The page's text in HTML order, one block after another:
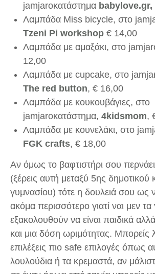
jamjarοκατάστημα babylove.gr,
Λαμπάδα Miss bicycle, στο
Tzeni Pi workshop € 14,00
Λαμπάδα με αμαξάκι, στο
12,00
Λαμπάδα με cupcake, στο
The red button, € 16,00
Λαμπάδα με κουκουβάγιες, στο
jamjarοκατάστημα, 4kidsmom,
Λαμπάδα με κουνελάκι, στο
FGK crafts, € 18,00
Αν όμως το βαφτιστήρι σου
(ξέρεις αυτή μεταξύ 5ης δημοτικού
γυμνασίου) τότε η δουλειά σου ως
ακόμα περισσότερο γιατί ναι μεν
εξακολουθούν να είναι παιδικά
και μια δόση ωριμότητας. Μπορείς
επιλέξεις πιο safe επιλογές όπως
λουλούδια ή τα κρεμαστά, αν